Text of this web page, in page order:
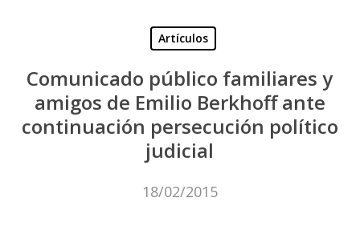
Artículos
Comunicado público familiares y
amigos de Emilio Berkhoff ante
continuación persecución político
judicial
18/02/2015